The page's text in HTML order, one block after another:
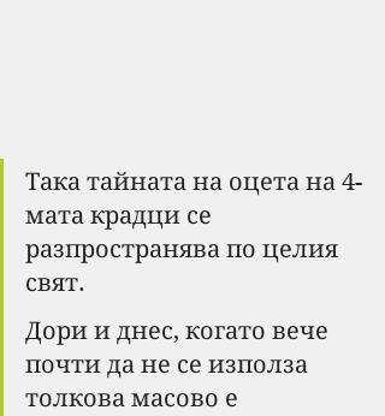
Така тайната на оцета на 4-
мата крадци се
разпространява по целия
свят.
Дори и днес, когато вече
почти да не се използа
толкова масово е